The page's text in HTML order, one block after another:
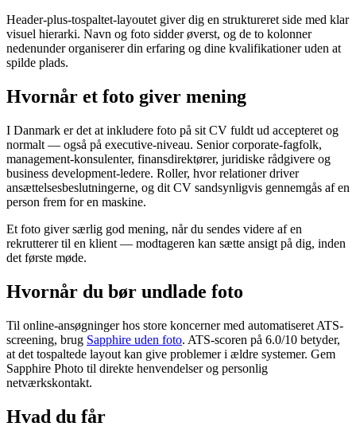
Header-plus-tospaltet-layoutet giver dig en struktureret side med klar
visuel hierarki. Navn og foto sidder øverst, og de to kolonner
nedenunder organiserer din erfaring og dine kvalifikationer uden at
spilde plads.
Hvornår et foto giver mening
I Danmark er det at inkludere foto på sit CV fuldt ud accepteret og
normalt — også på executive-niveau. Senior corporate-fagfolk,
management-konsulenter, finansdirektører, juridiske rådgivere og
business development-ledere. Roller, hvor relationer driver
ansættelsesbeslutningerne, og dit CV sandsynligvis gennemgås af en
person frem for en maskine.
Et foto giver særlig god mening, når du sendes videre af en
rekrutterer til en klient — modtageren kan sætte ansigt på dig, inden
det første møde.
Hvornår du bør undlade foto
Til online-ansøgninger hos store koncerner med automatiseret ATS-
screening, brug Sapphire uden foto. ATS-scoren på 6.0/10 betyder,
at det tospaltede layout kan give problemer i ældre systemer. Gem
Sapphire Photo til direkte henvendelser og personlig
netværkskontakt.
Hvad du får